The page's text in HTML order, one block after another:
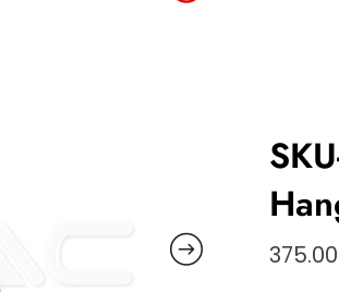
375.00